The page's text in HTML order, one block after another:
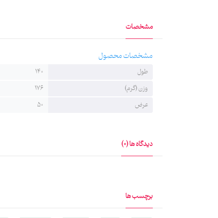
مشخصات
مشخصات محصول
طول
140
وزن (گرم)
176
عرض
50
دیدگاه ها (0)
برچسب ها